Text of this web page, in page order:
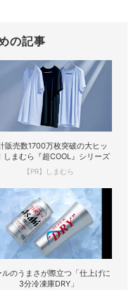
の記事
販売数1700万枚突破の大ヒッ
しまむら『超COOL』シリーズ
【PR】しまむら
ルのうまさが際立つ「仕上げに
3分冷凍庫DRY」